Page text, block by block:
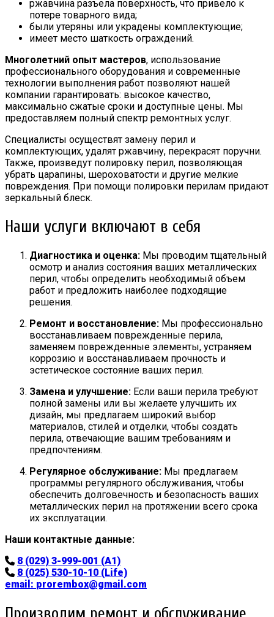
ржавчина разъела поверхность, что привело к
потере товарного вида;
были утеряны или украдены комплектующие;
имеет место шаткость ограждений.
Многолетний опыт мастеров, использование
профессионального оборудования и современные
технологии выполнения работ позволяют нашей
компании гарантировать: высокое качество,
максимально сжатые сроки и доступные цены. Мы
предоставляем полный спектр ремонтных услуг.
Специалисты осуществят замену перил и
комплектующих, удалят ржавчину, перекрасят поручни.
Также, произведут полировку перил, позволяющая
убрать царапины, шероховатости и другие мелкие
повреждения. При помощи полировки перилам придают
зеркальный блеск.
Наши услуги включают в себя
Диагностика и оценка: Мы проводим тщательный
осмотр и анализ состояния ваших металлических
перил, чтобы определить необходимый объем
работ и предложить наиболее подходящие
решения.
Ремонт и восстановление: Мы профессионально
восстанавливаем поврежденные перила,
заменяем поврежденные элементы, устраняем
коррозию и восстанавливаем прочность и
эстетическое состояние ваших перил.
Замена и улучшение: Если ваши перила требуют
полной замены или вы желаете улучшить их
дизайн, мы предлагаем широкий выбор
материалов, стилей и отделки, чтобы создать
перила, отвечающие вашим требованиям и
предпочтениям.
Регулярное обслуживание: Мы предлагаем
программы регулярного обслуживания, чтобы
обеспечить долговечность и безопасность ваших
металлических перил на протяжении всего срока
их эксплуатации.
Наши контактные данные:
8 (029) 3-999-001 (A1)
8 (025) 530-10-10 (Life)
email: prorembox@gmail.com